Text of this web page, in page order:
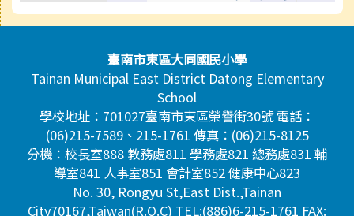
頁尾區域內容臺南市東區大同國民小學
Tainan Municipal East District Datong Elementary
School
學校地址：701027臺南市東區榮譽街30號 電話：
(06)215-7589、215-1761 傳真：(06)215-8125
分機：校長室888 教務處811 學務處821 總務處831 輔
導室841 人事室851 會計室852 健康中心823
No. 30, Rongyu St,East Dist.,Tainan
City70167,Taiwan(R.O.C) TEL:(886)6-215-1761 FAX: